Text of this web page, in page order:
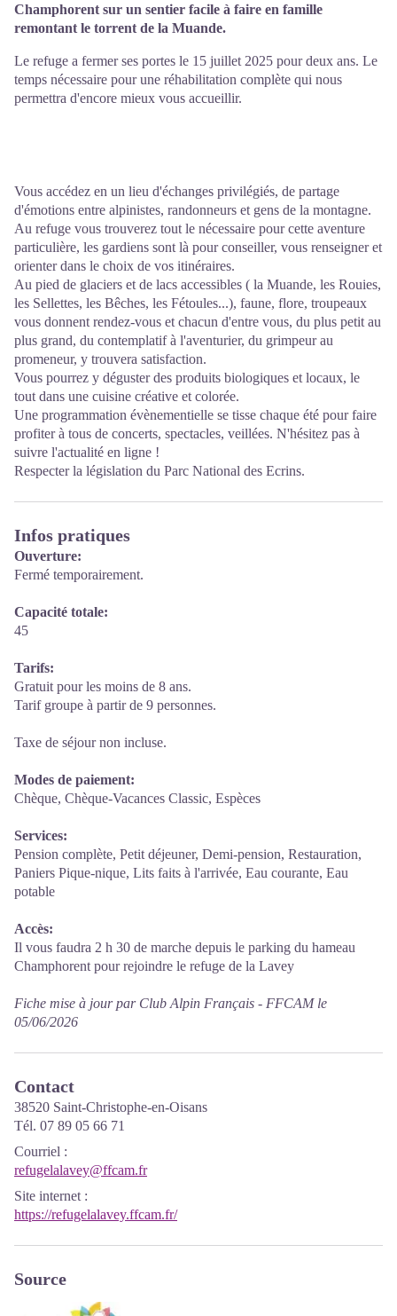
Champhorent sur un sentier facile à faire en famille
remontant le torrent de la Muande.
Le refuge a fermer ses portes le 15 juillet 2025 pour deux ans. Le
temps nécessaire pour une réhabilitation complète qui nous
permettra d'encore mieux vous accueillir.
Vous accédez en un lieu d'échanges privilégiés, de partage
d'émotions entre alpinistes, randonneurs et gens de la montagne.
Au refuge vous trouverez tout le nécessaire pour cette aventure
particulière, les gardiens sont là pour conseiller, vous renseigner et
orienter dans le choix de vos itinéraires.
Au pied de glaciers et de lacs accessibles ( la Muande, les Rouies,
les Sellettes, les Bêches, les Fétoules...), faune, flore, troupeaux
vous donnent rendez-vous et chacun d'entre vous, du plus petit au
plus grand, du contemplatif à l'aventurier, du grimpeur au
promeneur, y trouvera satisfaction.
Vous pourrez y déguster des produits biologiques et locaux, le
tout dans une cuisine créative et colorée.
Une programmation évènementielle se tisse chaque été pour faire
profiter à tous de concerts, spectacles, veillées. N'hésitez pas à
suivre l'actualité en ligne !
Respecter la législation du Parc National des Ecrins.
Infos pratiques
Ouverture:
Fermé temporairement.
Capacité totale:
45
Tarifs:
Gratuit pour les moins de 8 ans.
Tarif groupe à partir de 9 personnes.
Taxe de séjour non incluse.
Modes de paiement:
Chèque, Chèque-Vacances Classic, Espèces
Services:
Pension complète, Petit déjeuner, Demi-pension, Restauration,
Paniers Pique-nique, Lits faits à l'arrivée, Eau courante, Eau
potable
Accès:
Il vous faudra 2 h 30 de marche depuis le parking du hameau
Champhorent pour rejoindre le refuge de la Lavey
Fiche mise à jour par Club Alpin Français - FFCAM le
05/06/2026
Contact
38520 Saint-Christophe-en-Oisans
Tél. 07 89 05 66 71
Courriel :
refugelalavey@ffcam.fr
Site internet :
https://refugelalavey.ffcam.fr/
Source